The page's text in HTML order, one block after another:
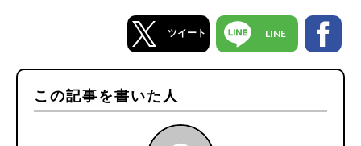
ツイート LINE
この記事を書いた人